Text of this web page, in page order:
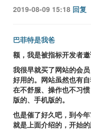
2019-08-09 15:18 回复
巴菲特是我爸
额，我是被指标开发者
我很早就买了网站的会
好用的。网站虽然也有
在不舒服、操作也不习
版的、手机版的。
也是催了好久吧，到今
就是上面介绍的，开始